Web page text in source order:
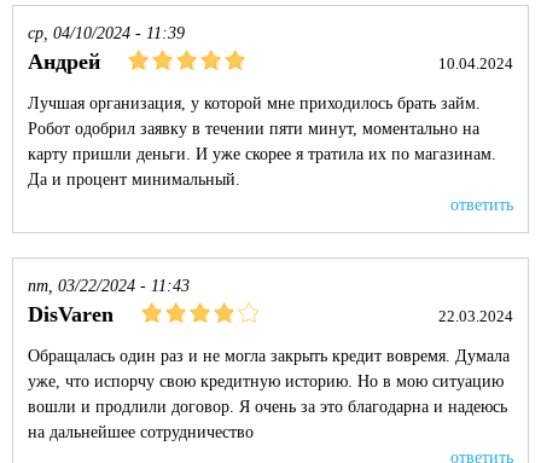
ср, 04/10/2024 - 11:39
Андрей 10.04.2024
Лучшая организация, у которой мне приходилось брать займ.
Робот одобрил заявку в течении пяти минут, моментально на
карту пришли деньги. И уже скорее я тратила их по магазинам.
Да и процент минимальный.
ответить
пт, 03/22/2024 - 11:43
DisVaren 22.03.2024
Обращалась один раз и не могла закрыть кредит вовремя. Думала
уже, что испорчу свою кредитную историю. Но в мою ситуацию
вошли и продлили договор. Я очень за это благодарна и надеюсь
на дальнейшее сотрудничество
ответить